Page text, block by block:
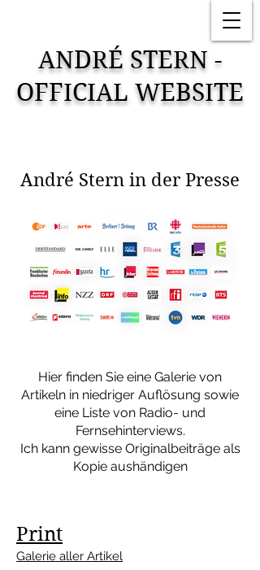
ANDRÉ STERN -
OFFICIAL WEBSITE
André Stern in der Presse
Hier finden Sie eine Galerie von
Artikeln in niedriger Auflösung sowie
eine Liste von Radio- und
Fernsehinterviews.
Ich kann gewisse Originalbeiträge als
Kopie aushändigen
Print
Galerie aller Artikel